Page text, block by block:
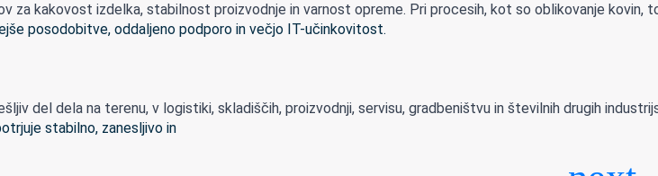
za kakovost izdelka, stabilnost proizvodnje in varnost opreme. Pri procesih, kot so oblikovanje kovin,
del dela na terenu, v logistiki, skladiščih, proizvodnji, servisu, gradbeništvu in številnih drugih